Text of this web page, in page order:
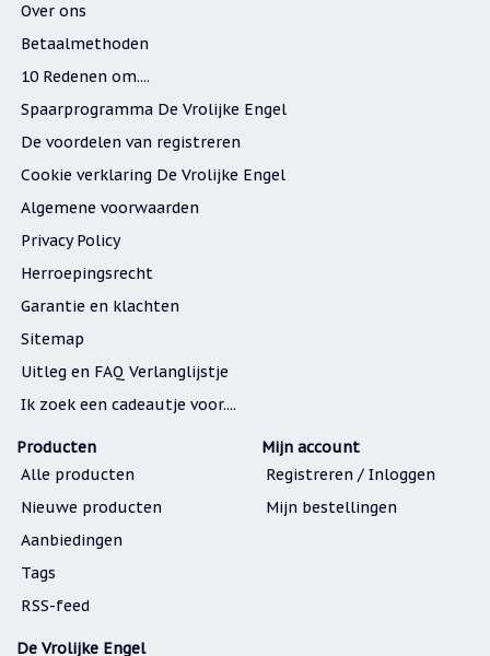
Over ons
Betaalmethoden
10 Redenen om....
Spaarprogramma De Vrolijke Engel
De voordelen van registreren
Cookie verklaring De Vrolijke Engel
Algemene voorwaarden
Privacy Policy
Herroepingsrecht
Garantie en klachten
Sitemap
Uitleg en FAQ Verlanglijstje
Ik zoek een cadeautje voor....
Producten
Alle producten
Nieuwe producten
Aanbiedingen
Tags
RSS-feed
Mijn account
Registreren / Inloggen
Mijn bestellingen
De Vrolijke Engel